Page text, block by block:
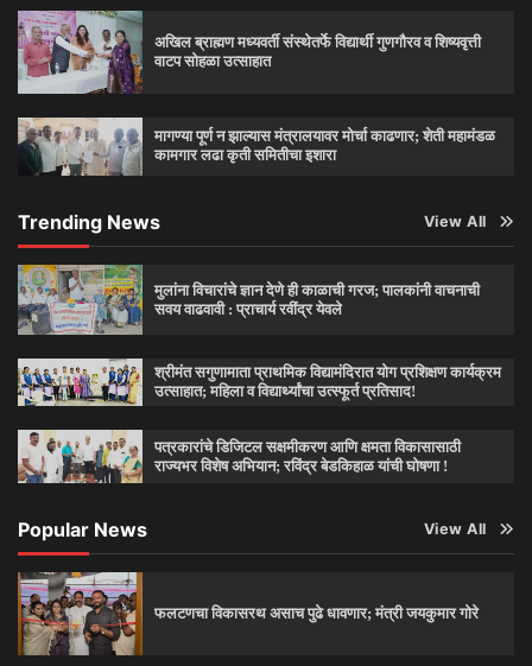
अखिल ब्राह्मण मध्यवर्ती संस्थेतर्फे विद्यार्थी गुणगौरव व शिष्यवृत्ती
वाटप सोहळा उत्साहात
मागण्या पूर्ण न झाल्यास मंत्रालयावर मोर्चा काढणार; शेती महामंडळ
कामगार लढा कृती समितीचा इशारा
Trending News View All
मुलांना विचारांचे ज्ञान देणे ही काळाची गरज; पालकांनी वाचनाची
सवय वाढवावी : प्राचार्य रवींद्र येवले
श्रीमंत सगुणामाता प्राथमिक विद्यामंदिरात योग प्रशिक्षण कार्यक्रम
उत्साहात; महिला व विद्यार्थ्यांचा उत्स्फूर्त प्रतिसाद!
पत्रकारांचे डिजिटल सक्षमीकरण आणि क्षमता विकासासाठी
राज्यभर विशेष अभियान; रविंद्र बेडकिहाळ यांची घोषणा !
Popular News View All
फलटणचा विकासरथ असाच पुढे धावणार; मंत्री जयकुमार गोरे